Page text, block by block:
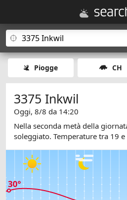
Piogge CH
3375 Inkwil
Oggi, 8/8 da 14:20
Nella seconda metà della
soleggiato. Temperature tra 19